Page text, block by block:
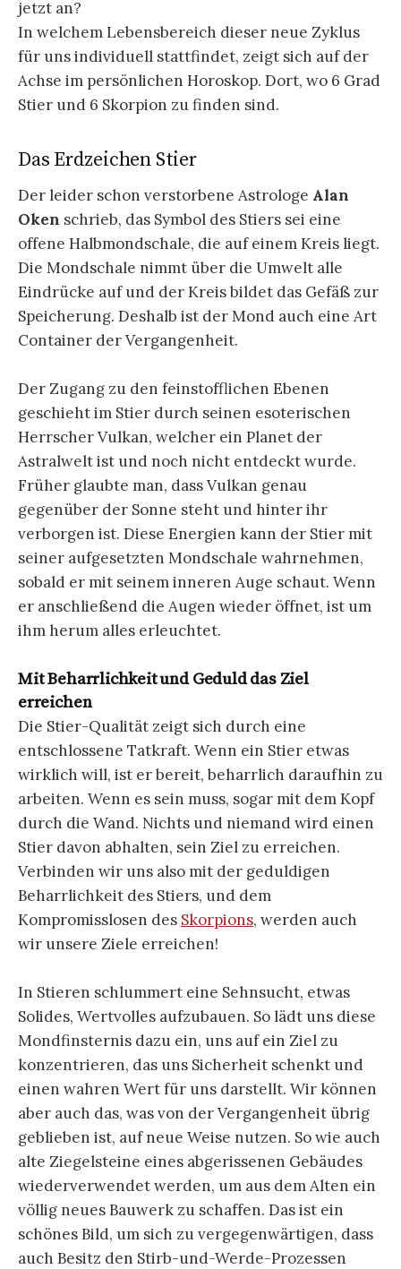
jetzt an?
In welchem Lebensbereich dieser neue Zyklus
für uns individuell stattfindet, zeigt sich auf der
Achse im persönlichen Horoskop. Dort, wo 6 Grad
Stier und 6 Skorpion zu finden sind.
Das Erdzeichen Stier
Der leider schon verstorbene Astrologe Alan
Oken schrieb, das Symbol des Stiers sei eine
offene Halbmondschale, die auf einem Kreis liegt.
Die Mondschale nimmt über die Umwelt alle
Eindrücke auf und der Kreis bildet das Gefäß zur
Speicherung. Deshalb ist der Mond auch eine Art
Container der Vergangenheit.
Der Zugang zu den feinstofflichen Ebenen
geschieht im Stier durch seinen esoterischen
Herrscher Vulkan, welcher ein Planet der
Astralwelt ist und noch nicht entdeckt wurde.
Früher glaubte man, dass Vulkan genau
gegenüber der Sonne steht und hinter ihr
verborgen ist. Diese Energien kann der Stier mit
seiner aufgesetzten Mondschale wahrnehmen,
sobald er mit seinem inneren Auge schaut. Wenn
er anschließend die Augen wieder öffnet, ist um
ihm herum alles erleuchtet.
Mit Beharrlichkeit und Geduld das Ziel
erreichen
Die Stier-Qualität zeigt sich durch eine
entschlossene Tatkraft. Wenn ein Stier etwas
wirklich will, ist er bereit, beharrlich daraufhin zu
arbeiten. Wenn es sein muss, sogar mit dem Kopf
durch die Wand. Nichts und niemand wird einen
Stier davon abhalten, sein Ziel zu erreichen.
Verbinden wir uns also mit der geduldigen
Beharrlichkeit des Stiers, und dem
Kompromisslosen des Skorpions, werden auch
wir unsere Ziele erreichen!
In Stieren schlummert eine Sehnsucht, etwas
Solides, Wertvolles aufzubauen. So lädt uns diese
Mondfinsternis dazu ein, uns auf ein Ziel zu
konzentrieren, das uns Sicherheit schenkt und
einen wahren Wert für uns darstellt. Wir können
aber auch das, was von der Vergangenheit übrig
geblieben ist, auf neue Weise nutzen. So wie auch
alte Ziegelsteine eines abgerissenen Gebäudes
wiederverwendet werden, um aus dem Alten ein
völlig neues Bauwerk zu schaffen. Das ist ein
schönes Bild, um sich zu vergegenwärtigen, dass
auch Besitz den Stirb-und-Werde-Prozessen